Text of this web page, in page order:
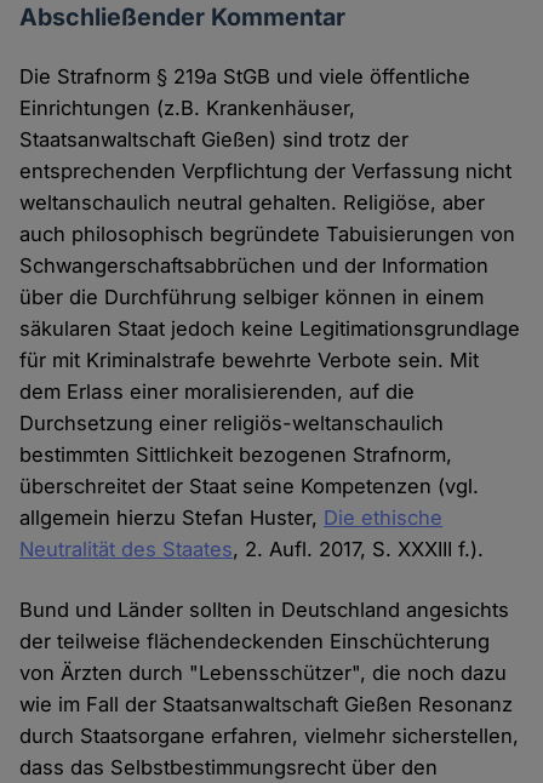
Abschließender Kommentar
Die Strafnorm § 219a StGB und viele öffentliche
Einrichtungen (z.B. Krankenhäuser,
Staatsanwaltschaft Gießen) sind trotz der
entsprechenden Verpflichtung der Verfassung nicht
weltanschaulich neutral gehalten. Religiöse, aber
auch philosophisch begründete Tabuisierungen von
Schwangerschaftsabbrüchen und der Information
über die Durchführung selbiger können in einem
säkularen Staat jedoch keine Legitimationsgrundlage
für mit Kriminalstrafe bewehrte Verbote sein. Mit
dem Erlass einer moralisierenden, auf die
Durchsetzung einer religiös-weltanschaulich
bestimmten Sittlichkeit bezogenen Strafnorm,
überschreitet der Staat seine Kompetenzen (vgl.
allgemein hierzu Stefan Huster, Die ethische
Neutralität des Staates, 2. Aufl. 2017, S. XXXIII f.).
Bund und Länder sollten in Deutschland angesichts
der teilweise flächendeckenden Einschüchterung
von Ärzten durch "Lebensschützer", die noch dazu
wie im Fall der Staatsanwaltschaft Gießen Resonanz
durch Staatsorgane erfahren, vielmehr sicherstellen,
dass das Selbstbestimmungsrecht über den